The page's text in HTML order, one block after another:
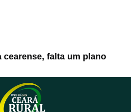
cearense, falta um plano